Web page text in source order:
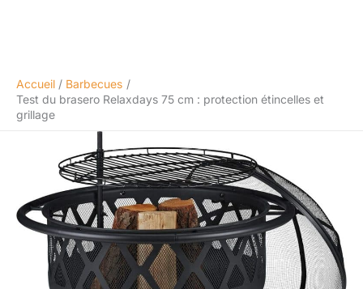
Accueil
Barbecues
Test du brasero Relaxdays 75 cm : protection étincelles et
grillage